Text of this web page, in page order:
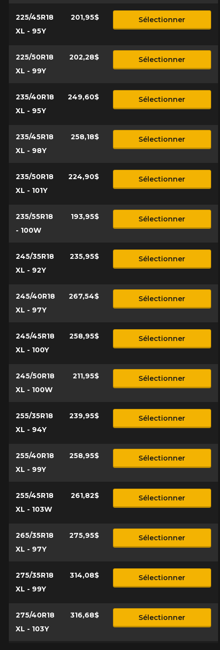
225/45R18
XL - 95Y
201,95$ Sélectionner
225/50R18
XL - 99Y
202,28$ Sélectionner
235/40R18
XL - 95Y
249,60$ Sélectionner
235/45R18
XL - 98Y
258,18$ Sélectionner
235/50R18
XL - 101Y
224,90$ Sélectionner
235/55R18
- 100W
193,95$ Sélectionner
245/35R18
XL - 92Y
235,95$ Sélectionner
245/40R18
XL - 97Y
267,54$ Sélectionner
245/45R18
XL - 100Y
258,95$ Sélectionner
245/50R18
XL - 100W
211,95$ Sélectionner
255/35R18
XL - 94Y
239,95$ Sélectionner
255/40R18
XL - 99Y
258,95$ Sélectionner
255/45R18
XL - 103W
261,82$ Sélectionner
265/35R18
XL - 97Y
275,95$ Sélectionner
275/35R18
XL - 99Y
314,08$ Sélectionner
275/40R18
XL - 103Y
316,68$ Sélectionner